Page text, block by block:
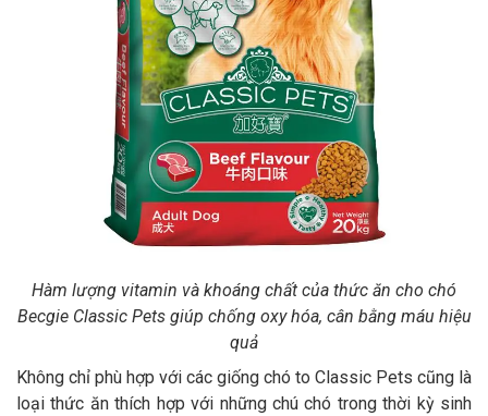
Hàm lượng vitamin và khoáng chất của thức ăn cho chó
Becgie Classic Pets giúp chống oxy hóa, cân bằng máu hiệu
quả
Không chỉ phù hợp với các giống chó to Classic Pets cũng là
loại thức ăn thích hợp với những chú chó trong thời kỳ sinh